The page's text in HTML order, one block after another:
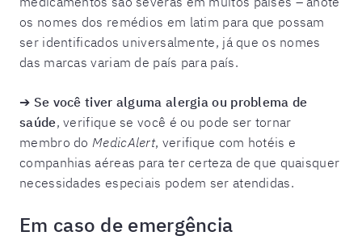
os nomes dos remédios em latim para que possam
ser identificados universalmente, já que os nomes
das marcas variam de país para país.
➔ Se você tiver alguma alergia ou problema de
saúde, verifique se você é ou pode ser tornar
membro do MedicAlert, verifique com hotéis e
companhias aéreas para ter certeza de que quaisquer
necessidades especiais podem ser atendidas.
Em caso de emergência